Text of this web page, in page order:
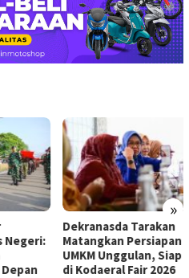
»
Dekranasda Tarakan
Matangkan Persiapan Produk
UMKM Unggulan, Siap Tampil
di Kodaeral Fair 2026